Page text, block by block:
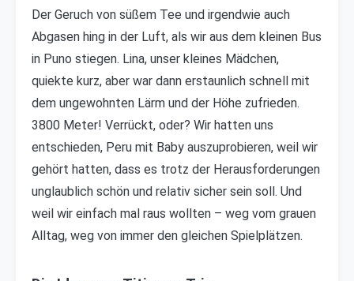
Der Geruch von süßem Tee und irgendwie auch
Abgasen hing in der Luft, als wir aus dem kleinen Bus
in Puno stiegen. Lina, unser kleines Mädchen,
quiekte kurz, aber war dann erstaunlich schnell mit
dem ungewohnten Lärm und der Höhe zufrieden.
3800 Meter! Verrückt, oder? Wir hatten uns
entschieden, Peru mit Baby auszuprobieren, weil wir
gehört hatten, dass es trotz der Herausforderungen
unglaublich schön und relativ sicher sein soll. Und
weil wir einfach mal raus wollten – weg vom grauen
Alltag, weg von immer den gleichen Spielplätzen.